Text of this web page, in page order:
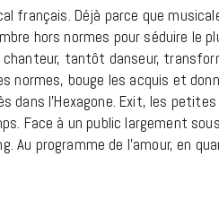
français. Déjà parce que
hors normes pour séduire le
tantôt danseur,
normes, bouge les acquis et
dans l’Hexagone. Exit, les
Face à un public largement
Au programme de l’amour, en
Cage The
dévoile «
18